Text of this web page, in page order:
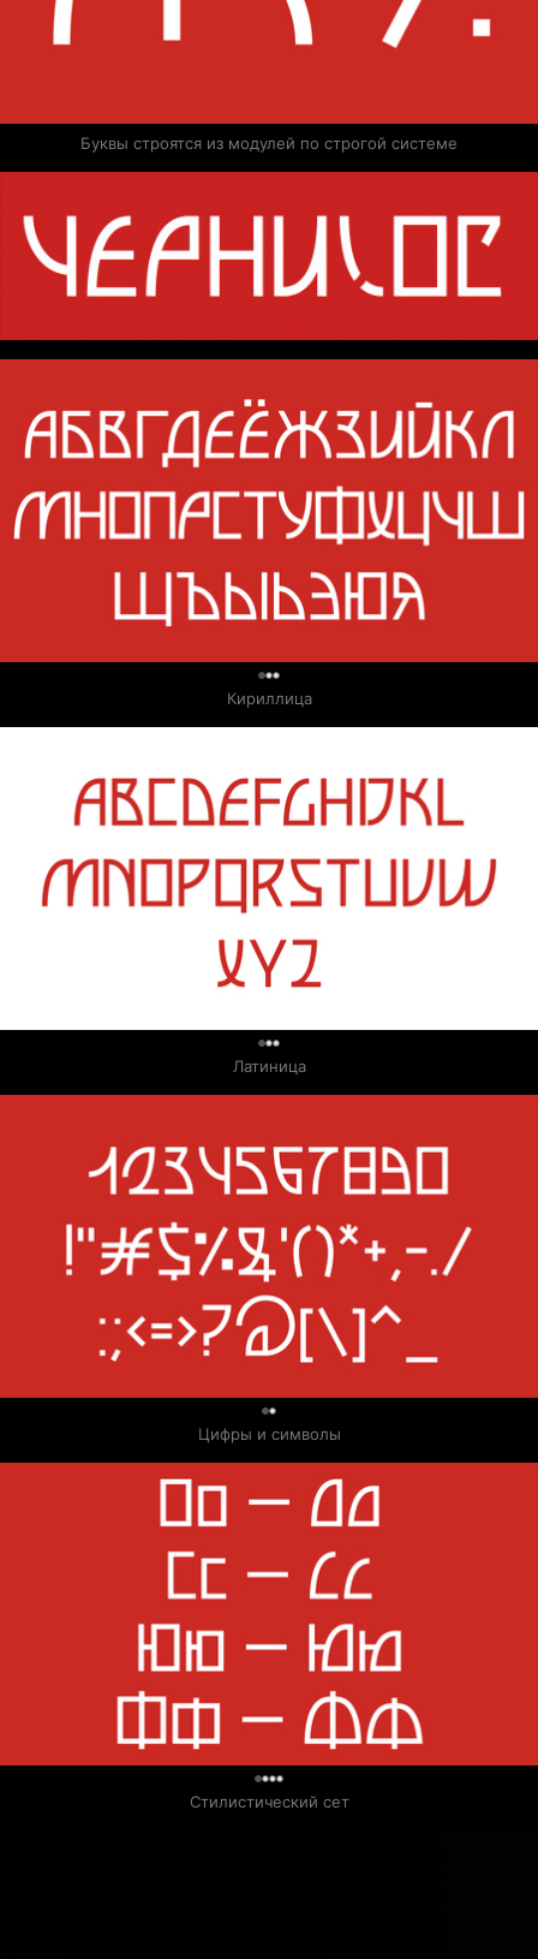
Буквы строятся из модулей по строгой системе
Кириллица
Латиница
Цифры и символы
Стилистический сет